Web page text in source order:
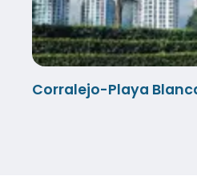
Corralejo-Playa